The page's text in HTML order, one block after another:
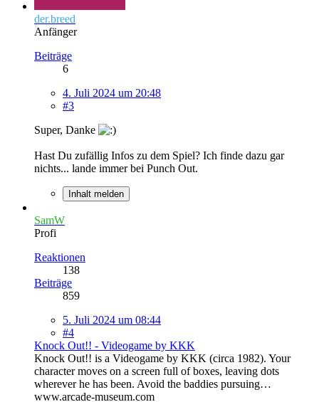
der.breed
Anfänger
Beiträge
6
4. Juli 2024 um 20:48
#3
Super, Danke
Hast Du zufällig Infos zu dem Spiel? Ich finde dazu gar
nichts... lande immer bei Punch Out.
Inhalt melden
SamW
Profi
Reaktionen
138
Beiträge
859
5. Juli 2024 um 08:44
#4
Knock Out!! - Videogame by KKK
Knock Out!! is a Videogame by KKK (circa 1982). Your
character moves on a screen full of boxes, leaving dots
wherever he has been. Avoid the baddies pursuing…
www.arcade-museum.com